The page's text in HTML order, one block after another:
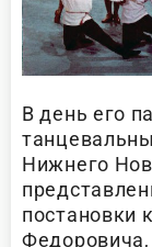
В день его
Нижнего
постановки
Федоровича,